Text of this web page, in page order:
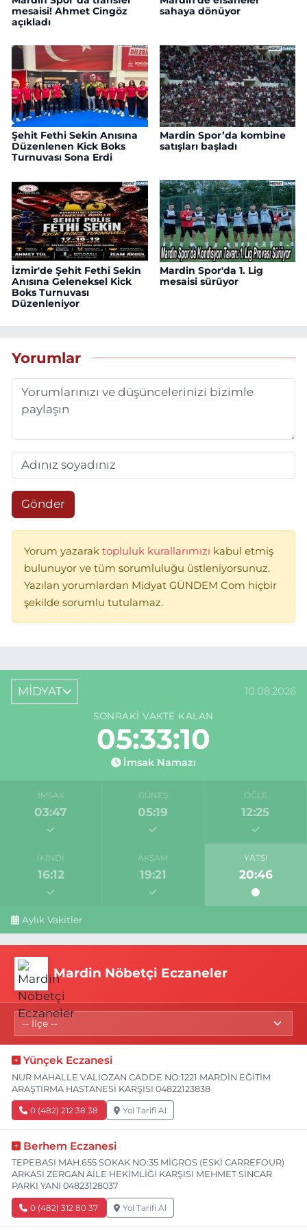
mesaisi! Ahmet Cingöz
açıkladı
sahaya dönüyor
Şehit Fethi Sekin Anısına
Düzenlenen Kick Boks
Turnuvası Sona Erdi
Mardin Spor’da kombine
satışları başladı
İzmir'de Şehit Fethi Sekin
Anısına Geleneksel Kick
Boks Turnuvası
Düzenleniyor
Mardin Spor'da 1. Lig
mesaisi sürüyor
Yorumlar
Gönder
Yorum yazarak topluluk kurallarımızı kabul etmiş
bulunuyor ve tüm sorumluluğu üstleniyorsunuz.
Yazılan yorumlardan Midyat GÜNDEM Com hiçbir
şekilde sorumlu tutulamaz.
MİDYAT 10.08.2026
SONRAKI VAKTE KALAN
05:33:10
İmsak Namazı
İMSAK
03:47
GÜNEŞ
05:19
ÖĞLE
12:25
İKINDI
16:12
AKŞAM
19:21
YATSI
20:46
Aylık Vakitler
Mardin Nöbetçi Eczaneler
Yünçek Eczanesi
NUR MAHALLE VALİOZAN CADDE NO:1221 MARDİN EĞİTİM
ARAŞTIRMA HASTANESİ KARŞISI 04822123838
0 (482) 212 38 38 Yol Tarifi Al
Berhem Eczanesi
TEPEBASI MAH.655 SOKAK NO:35 MİGROS (ESKİ CARREFOUR)
ARKASI ZERGAN AİLE HEKİMLİĞİ KARŞISI MEHMET SİNCAR
PARKI YANI 04823128037
0 (482) 312 80 37 Yol Tarifi Al